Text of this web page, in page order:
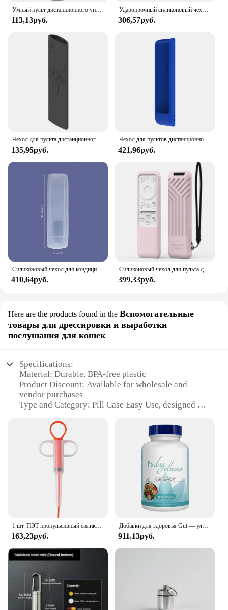
Умный пульт дистанционного управления для телевизора STB DVD DVB TV Box HIFI Универсальный пульт управления с 6 большими кнопками Легкий в использовании для пожилых людей
113,13руб.
Ударопрочный силиконовый чехол для пульта дистанционного управления для Samsung AA59-00816A LED LCD 3D HD TV
306,57руб.
Чехол для пульта дистанционного управления телевизором для Xiaomi Mi TV, аксессуары для интерьера для дисплея Xiaomi Box 3/2/1
135,95руб.
Чехол для пультов дистанционного управления для телевизоров Samsung BN59-01199F, AA59-00666A, 00816A, 00813A, 00611A, 0741A, SIKAI, приятный к коже, защита от пыли
421,96руб.
Силиконовый чехол для кондиционеров/телевизоров Haier, Gree Media, Konka K906, KK345, Samsung HTR-160, AA59-00611A, Мягкий
410,64руб.
Силиконовый чехол для пульта дистанционного управления для Samsung BP59-00149B TM2261S BP59-00149A Чехол для пульта дистанционного управления телевизором Samsung Smart Remote Monitor Serie M7/M8
399,33руб.
Here are the products found in the Вспомогательные
товары для дрессировки и выработки
послушания для кошек
Specifications:
Material: Durable, BPA-free plastic
Product Discount: Available for wholesale and
vendor purchases
Type and Category: Pill Case Easy Use, designed for
Design and Style: Sleek, ergonomic design with
easy-to-open lids
Usage and Purpose: Helps manage pet medication
schedules
Typical Adaptive Scenario: Ideal for households
with multiple pets or for travel
Shape or Size or Weight or Quantity: Compact and
lightweight, with multiple compartments for
organization
Features:
|Wholesale|Vendors|
**Effortless Medication Management**
owners who need to manage their pet's medication
schedules with precision. The compact and
lightweight design ensures that it can be easily
1 шт. ПЭТ пропульсивный силиконовый дозатор для лекарств таблетка жидкость удобная собака и кошка Универсальный Безопасный, легко чистить и использовать повторно
163,23руб.
Добавки для здоровья Gut — улучшают пищевой комфорт, 15-дневные очищающие капсулы для детоксикации жетонов и поддержки толстой кишки
911,13руб.